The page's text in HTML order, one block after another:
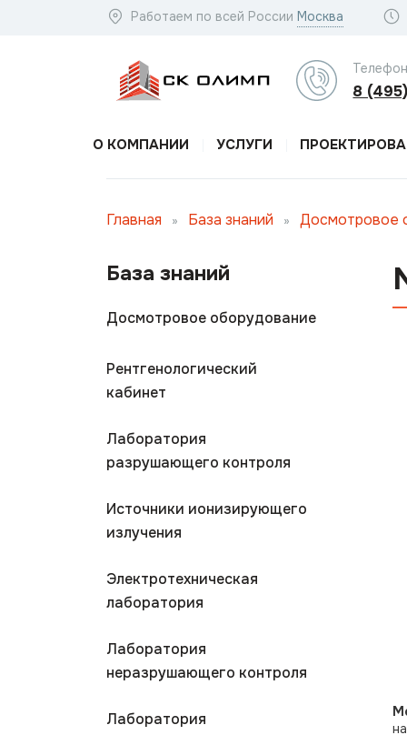
Работаем по всей России Москва
8
О КОМПАНИИ УСЛУГИ
Главная » База знаний » Досмотровое
База знаний
Досмотровое оборудование
Рентгенологический
кабинет
Лаборатория
разрушающего контроля
Источники ионизирующего
излучения
Электротехническая
лаборатория
Лаборатория
неразрушающего контроля
Лаборатория